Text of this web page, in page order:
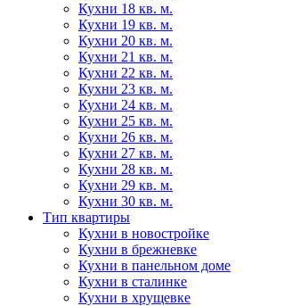
Кухни 18 кв. м.
Кухни 19 кв. м.
Кухни 20 кв. м.
Кухни 21 кв. м.
Кухни 22 кв. м.
Кухни 23 кв. м.
Кухни 24 кв. м.
Кухни 25 кв. м.
Кухни 26 кв. м.
Кухни 27 кв. м.
Кухни 28 кв. м.
Кухни 29 кв. м.
Кухни 30 кв. м.
Тип квартиры
Кухни в новостройке
Кухни в брежневке
Кухни в панельном доме
Кухни в сталинке
Кухни в хрущевке